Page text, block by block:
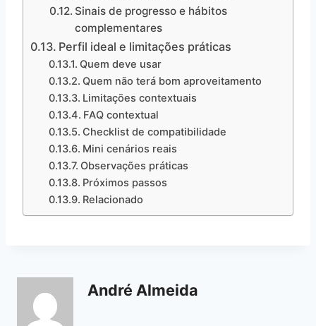
Sinais de progresso e hábitos
complementares
Perfil ideal e limitações práticas
Quem deve usar
Quem não terá bom aproveitamento
Limitações contextuais
FAQ contextual
Checklist de compatibilidade
Mini cenários reais
Observações práticas
Próximos passos
Relacionado
André Almeida